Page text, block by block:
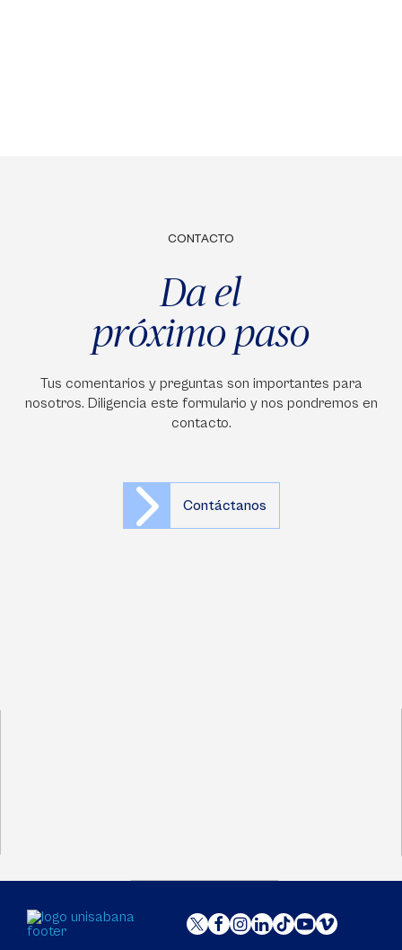
CONTACTO
Da el
próximo paso
Tus comentarios y preguntas son importantes para
nosotros. Diligencia este formulario y nos pondremos en
contacto.
Contáctanos